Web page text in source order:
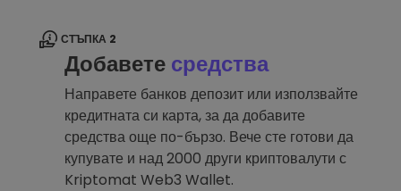
СТЪПКА 2
Добавете средства
Направете банков депозит или използвайте
кредитната си карта, за да добавите
средства още по-бързо. Вече сте готови да
купувате и над 2000 други криптовалути с
Kriptomat Web3 Wallet.